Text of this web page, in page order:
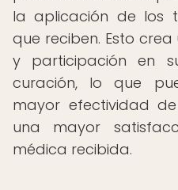
la aplicación de los
que reciben. Esto
y participación en
curación, lo que
mayor efectividad
una mayor
médica recibida.